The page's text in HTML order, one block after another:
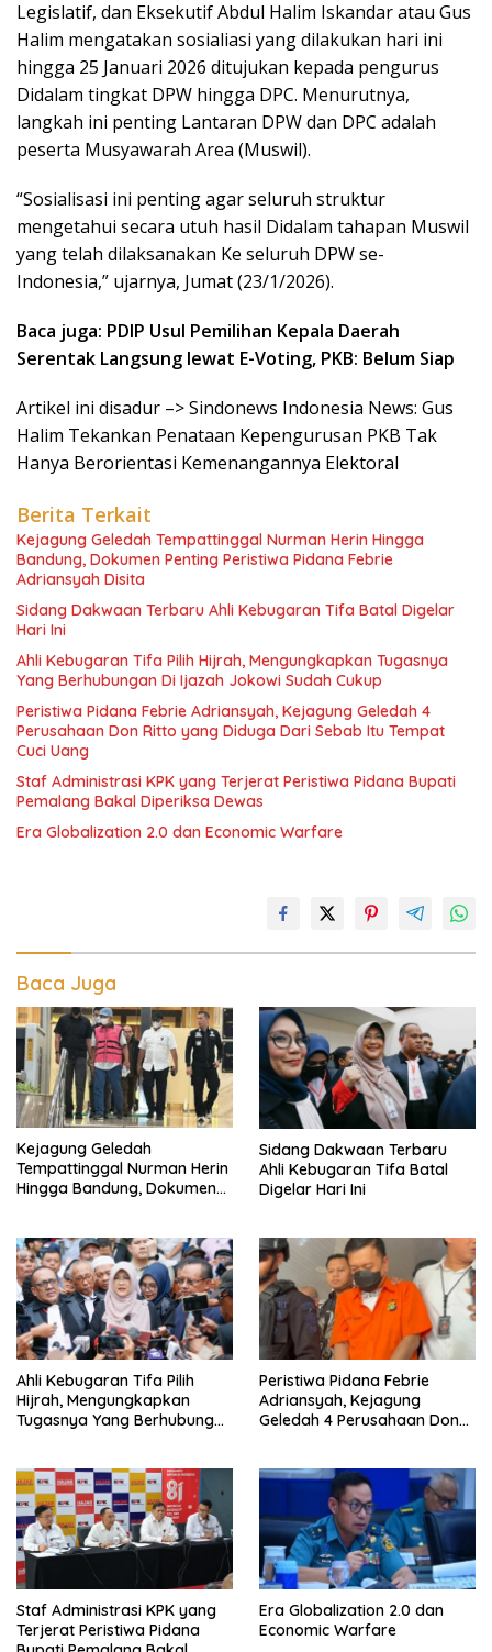
Legislatif, dan Eksekutif Abdul Halim Iskandar atau Gus
Halim mengatakan sosialiasi yang dilakukan hari ini
hingga 25 Januari 2026 ditujukan kepada pengurus
Didalam tingkat DPW hingga DPC. Menurutnya,
langkah ini penting Lantaran DPW dan DPC adalah
peserta Musyawarah Area (Muswil).
“Sosialisasi ini penting agar seluruh struktur
mengetahui secara utuh hasil Didalam tahapan Muswil
yang telah dilaksanakan Ke seluruh DPW se-
Indonesia,” ujarnya, Jumat (23/1/2026).
Baca juga: PDIP Usul Pemilihan Kepala Daerah
Serentak Langsung lewat E-Voting, PKB: Belum Siap
Artikel ini disadur –> Sindonews Indonesia News: Gus
Halim Tekankan Penataan Kepengurusan PKB Tak
Hanya Berorientasi Kemenangannya Elektoral
Berita Terkait
Kejagung Geledah Tempattinggal Nurman Herin Hingga
Bandung, Dokumen Penting Peristiwa Pidana Febrie
Adriansyah Disita
Sidang Dakwaan Terbaru Ahli Kebugaran Tifa Batal Digelar
Hari Ini
Ahli Kebugaran Tifa Pilih Hijrah, Mengungkapkan Tugasnya
Yang Berhubungan Di Ijazah Jokowi Sudah Cukup
Peristiwa Pidana Febrie Adriansyah, Kejagung Geledah 4
Perusahaan Don Ritto yang Diduga Dari Sebab Itu Tempat
Cuci Uang
Staf Administrasi KPK yang Terjerat Peristiwa Pidana Bupati
Pemalang Bakal Diperiksa Dewas
Era Globalization 2.0 dan Economic Warfare
Baca Juga
Kejagung Geledah
Tempattinggal Nurman Herin
Hingga Bandung, Dokumen
Sidang Dakwaan Terbaru
Ahli Kebugaran Tifa Batal
Digelar Hari Ini
Ahli Kebugaran Tifa Pilih
Hijrah, Mengungkapkan
Tugasnya Yang Berhubungan
Peristiwa Pidana Febrie
Adriansyah, Kejagung
Geledah 4 Perusahaan Don
Staf Administrasi KPK yang
Terjerat Peristiwa Pidana
Era Globalization 2.0 dan
Economic Warfare